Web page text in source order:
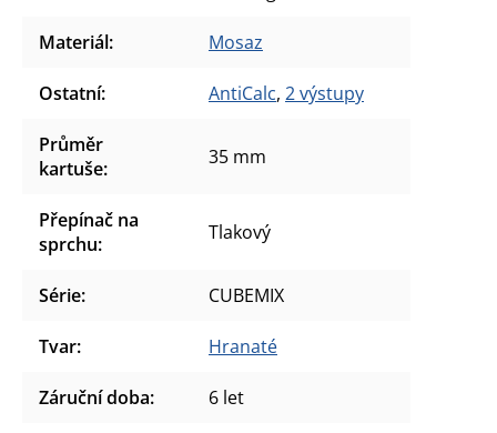
Materiál: Mosaz
Ostatní: AntiCalc, 2 výstupy
Průměr
kartuše: 35 mm
Přepínač na
sprchu: Tlakový
Série: CUBEMIX
Tvar: Hranaté
Záruční doba: 6 let